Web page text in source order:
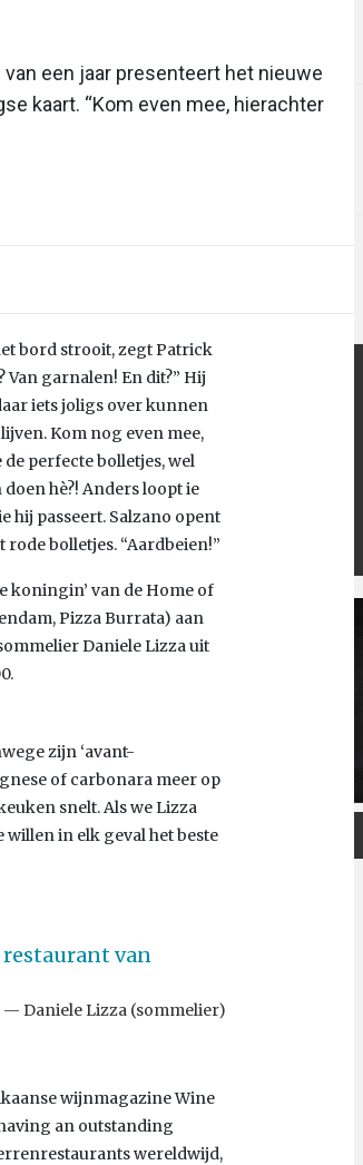
van een jaar presenteert het nieuwe
kaart. “Kom even mee, hierachter
bord strooit, zegt Patrick
garnalen! En dit?” Hij
iets joligs over kunnen
Kom nog even mee,
perfecte bolletjes, wel
hè?! Anders loopt ie
hij passeert. Salzano opent
bolletjes. “Aardbeien!”
koningin’ van de Home of
Pizza Burrata) aan
Daniele Lizza uit
zijn ‘avant-
of carbonara meer op
snelt. Als we Lizza
in elk geval het beste
van
Daniele Lizza (sommelier)
wijnmagazine Wine
having an outstanding
wereldwijd,